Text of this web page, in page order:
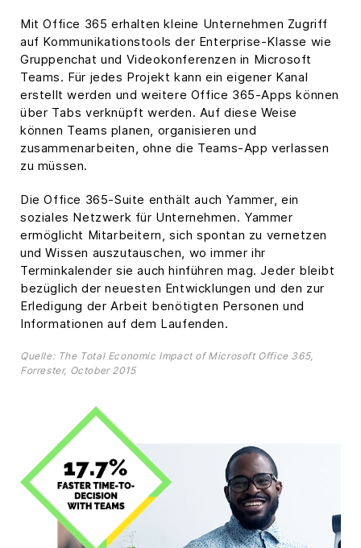
Mit Office 365 erhalten kleine Unternehmen Zugriff
auf Kommunikationstools der Enterprise-Klasse wie
Gruppenchat und Videokonferenzen in Microsoft
Teams. Für jedes Projekt kann ein eigener Kanal
erstellt werden und weitere Office 365-Apps können
über Tabs verknüpft werden. Auf diese Weise
können Teams planen, organisieren und
zusammenarbeiten, ohne die Teams-App verlassen
zu müssen.
Die Office 365-Suite enthält auch Yammer, ein
soziales Netzwerk für Unternehmen. Yammer
ermöglicht Mitarbeitern, sich spontan zu vernetzen
und Wissen auszutauschen, wo immer ihr
Terminkalender sie auch hinführen mag. Jeder bleibt
bezüglich der neuesten Entwicklungen und den zur
Erledigung der Arbeit benötigten Personen und
Informationen auf dem Laufenden.
Quelle: The Total Economic Impact of Microsoft Office 365,
Forrester, October 2015